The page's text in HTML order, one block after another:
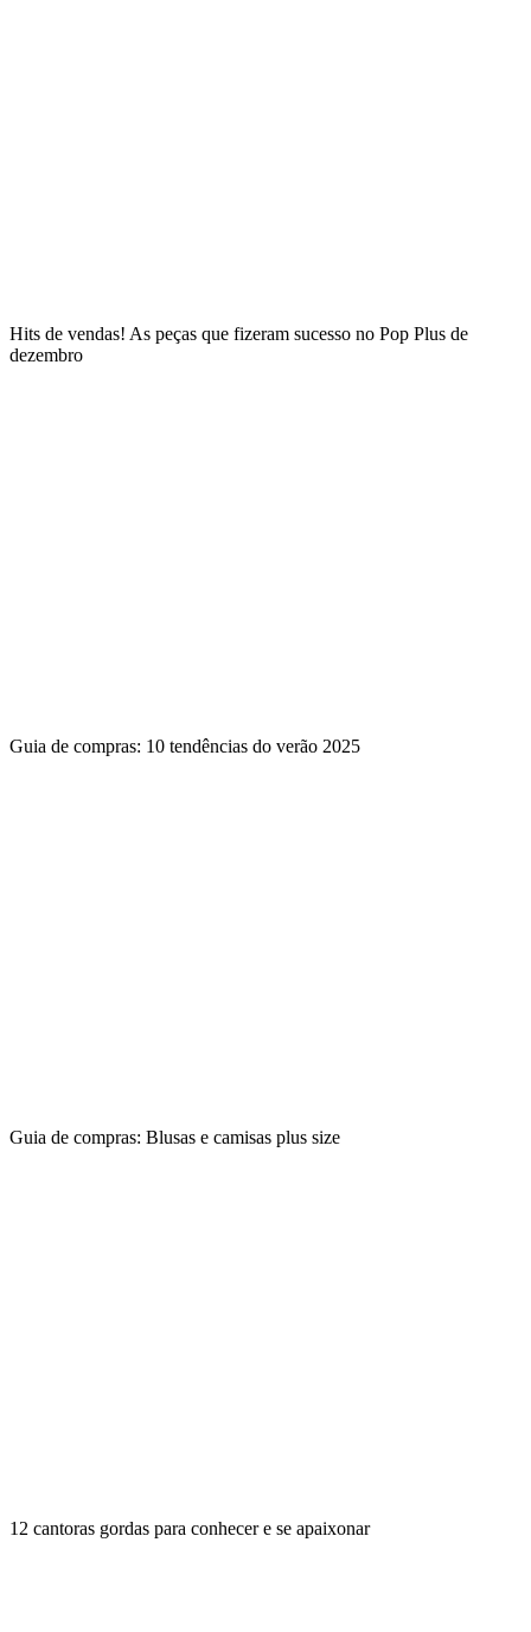
Hits de vendas! As peças que fizeram sucesso no Pop Plus de
dezembro
Guia de compras: 10 tendências do verão 2025
Guia de compras: Blusas e camisas plus size
12 cantoras gordas para conhecer e se apaixonar